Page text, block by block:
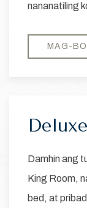
nananatiling
MAG-
Damhin ang
King Room,
bed, at